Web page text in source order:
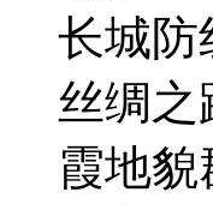
长城防
丝绸之
霞地